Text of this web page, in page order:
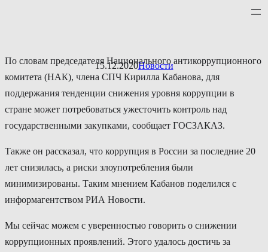
15.12.2020Новости
По словам председателя Национального антикоррупционного
комитета (НАК), члена СПЧ Кирилла Кабанова, для
поддержания тенденции снижения уровня коррупции в
стране может потребоваться ужесточить контроль над
государственными закупками, сообщает ГОСЗАКАЗ.
Также он рассказал, что коррупция в России за последние 20
лет снизилась, а риски злоупотребления были
минимизированы. Таким мнением Кабанов поделился с
информагентством РИА Новости.
Мы сейчас можем с уверенностью говорить о снижении
коррупционных проявлений. Этого удалось достичь за